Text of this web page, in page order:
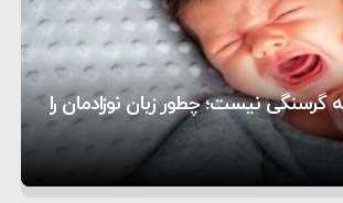
به همتای بلغارستانی به دلیل کمک
در حملات به ایران
که به متجاوزان کمک می کنند پاسخ
گرفت
تجاوز جدید به ایران را اعلام کرد
گرسنگی نیست؛ چطور زبان نوزادمان را
بر سلامت نوزاد تأثیر بگذارد